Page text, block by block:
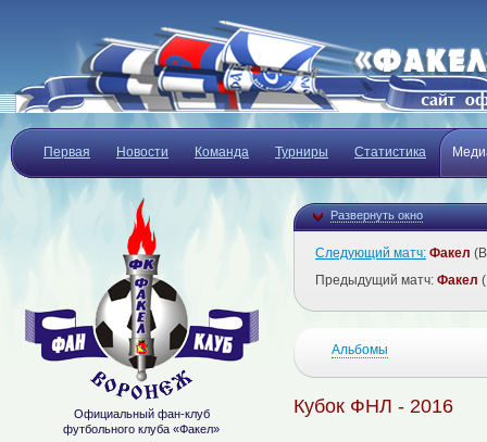
Первая Новости Команда Турниры Статистика
Развернуть окно
Следующий матч: Факел
Предыдущий матч: Факел
Альбомы
Кубок ФНЛ - 2016
Официальный фан-клуб
футбольного клуба «Факел»